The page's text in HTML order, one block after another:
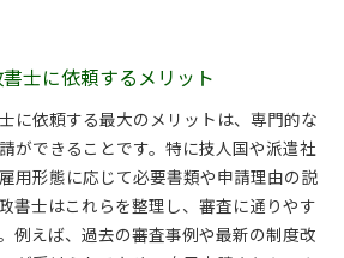
士に依頼するメリット
に依頼する最大のメリットは、専門的な
ができることです。特に技人国や派遣社
用形態に応じて必要書類や申請理由の説
書士はこれらを整理し、審査に通りやす
例えば、過去の審査事例や最新の制度改